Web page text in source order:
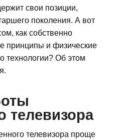
свои позиции,
поколения. А вот
как собственно
принципы и физические
технологии? Об этом
телевизора
телевизора проще